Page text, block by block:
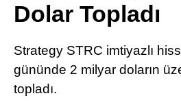
Dolar Topladı
Strategy STRC imtiyazlı
gününde 2 milyar doların
topladı.